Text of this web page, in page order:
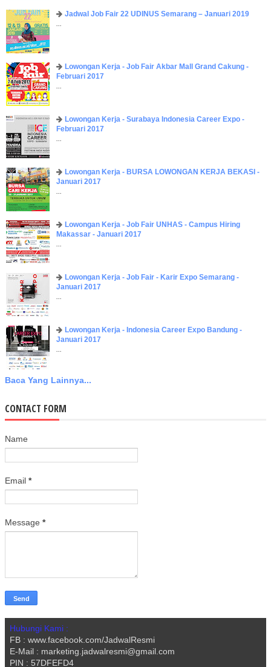
Jadwal Job Fair 22 UDINUS Semarang – Januari 2019
Lowongan Kerja - Job Fair ​Akbar ​Mall Grand Cakung -
Februari 2017
Lowongan Kerja - Surabaya Indonesia Career Expo -
Februari 2017
Lowongan Kerja - BURSA LOWONGAN KERJA BEKASI -
Januari 2017
Lowongan Kerja - Job Fair UNHAS - Campus Hiring
Makassar - Januari 2017
Lowongan Kerja - Job Fair - Karir Expo Semarang -
Januari 2017
Lowongan Kerja - Indonesia Career Expo Bandung -
Januari 2017
Baca Yang Lainnya...
CONTACT FORM
Name
Email *
Message *
Hubungi Kami :
FB : www.facebook.com/JadwalResmi
E-Mail : marketing.jadwalresmi@gmail.com
PIN : 57DFEFD4